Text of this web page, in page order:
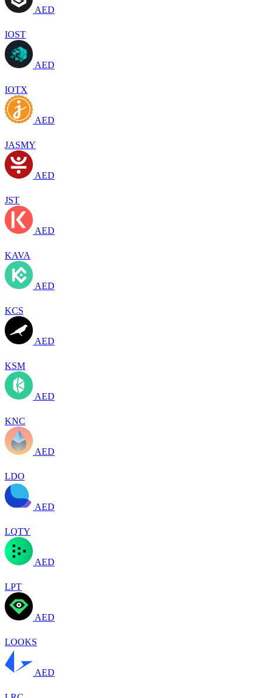
AED
IOST
AED
IOTX
AED
JASMY
AED
JST
AED
KAVA
AED
KCS
AED
KSM
AED
KNC
AED
LDO
AED
LQTY
AED
LPT
AED
LOOKS
AED